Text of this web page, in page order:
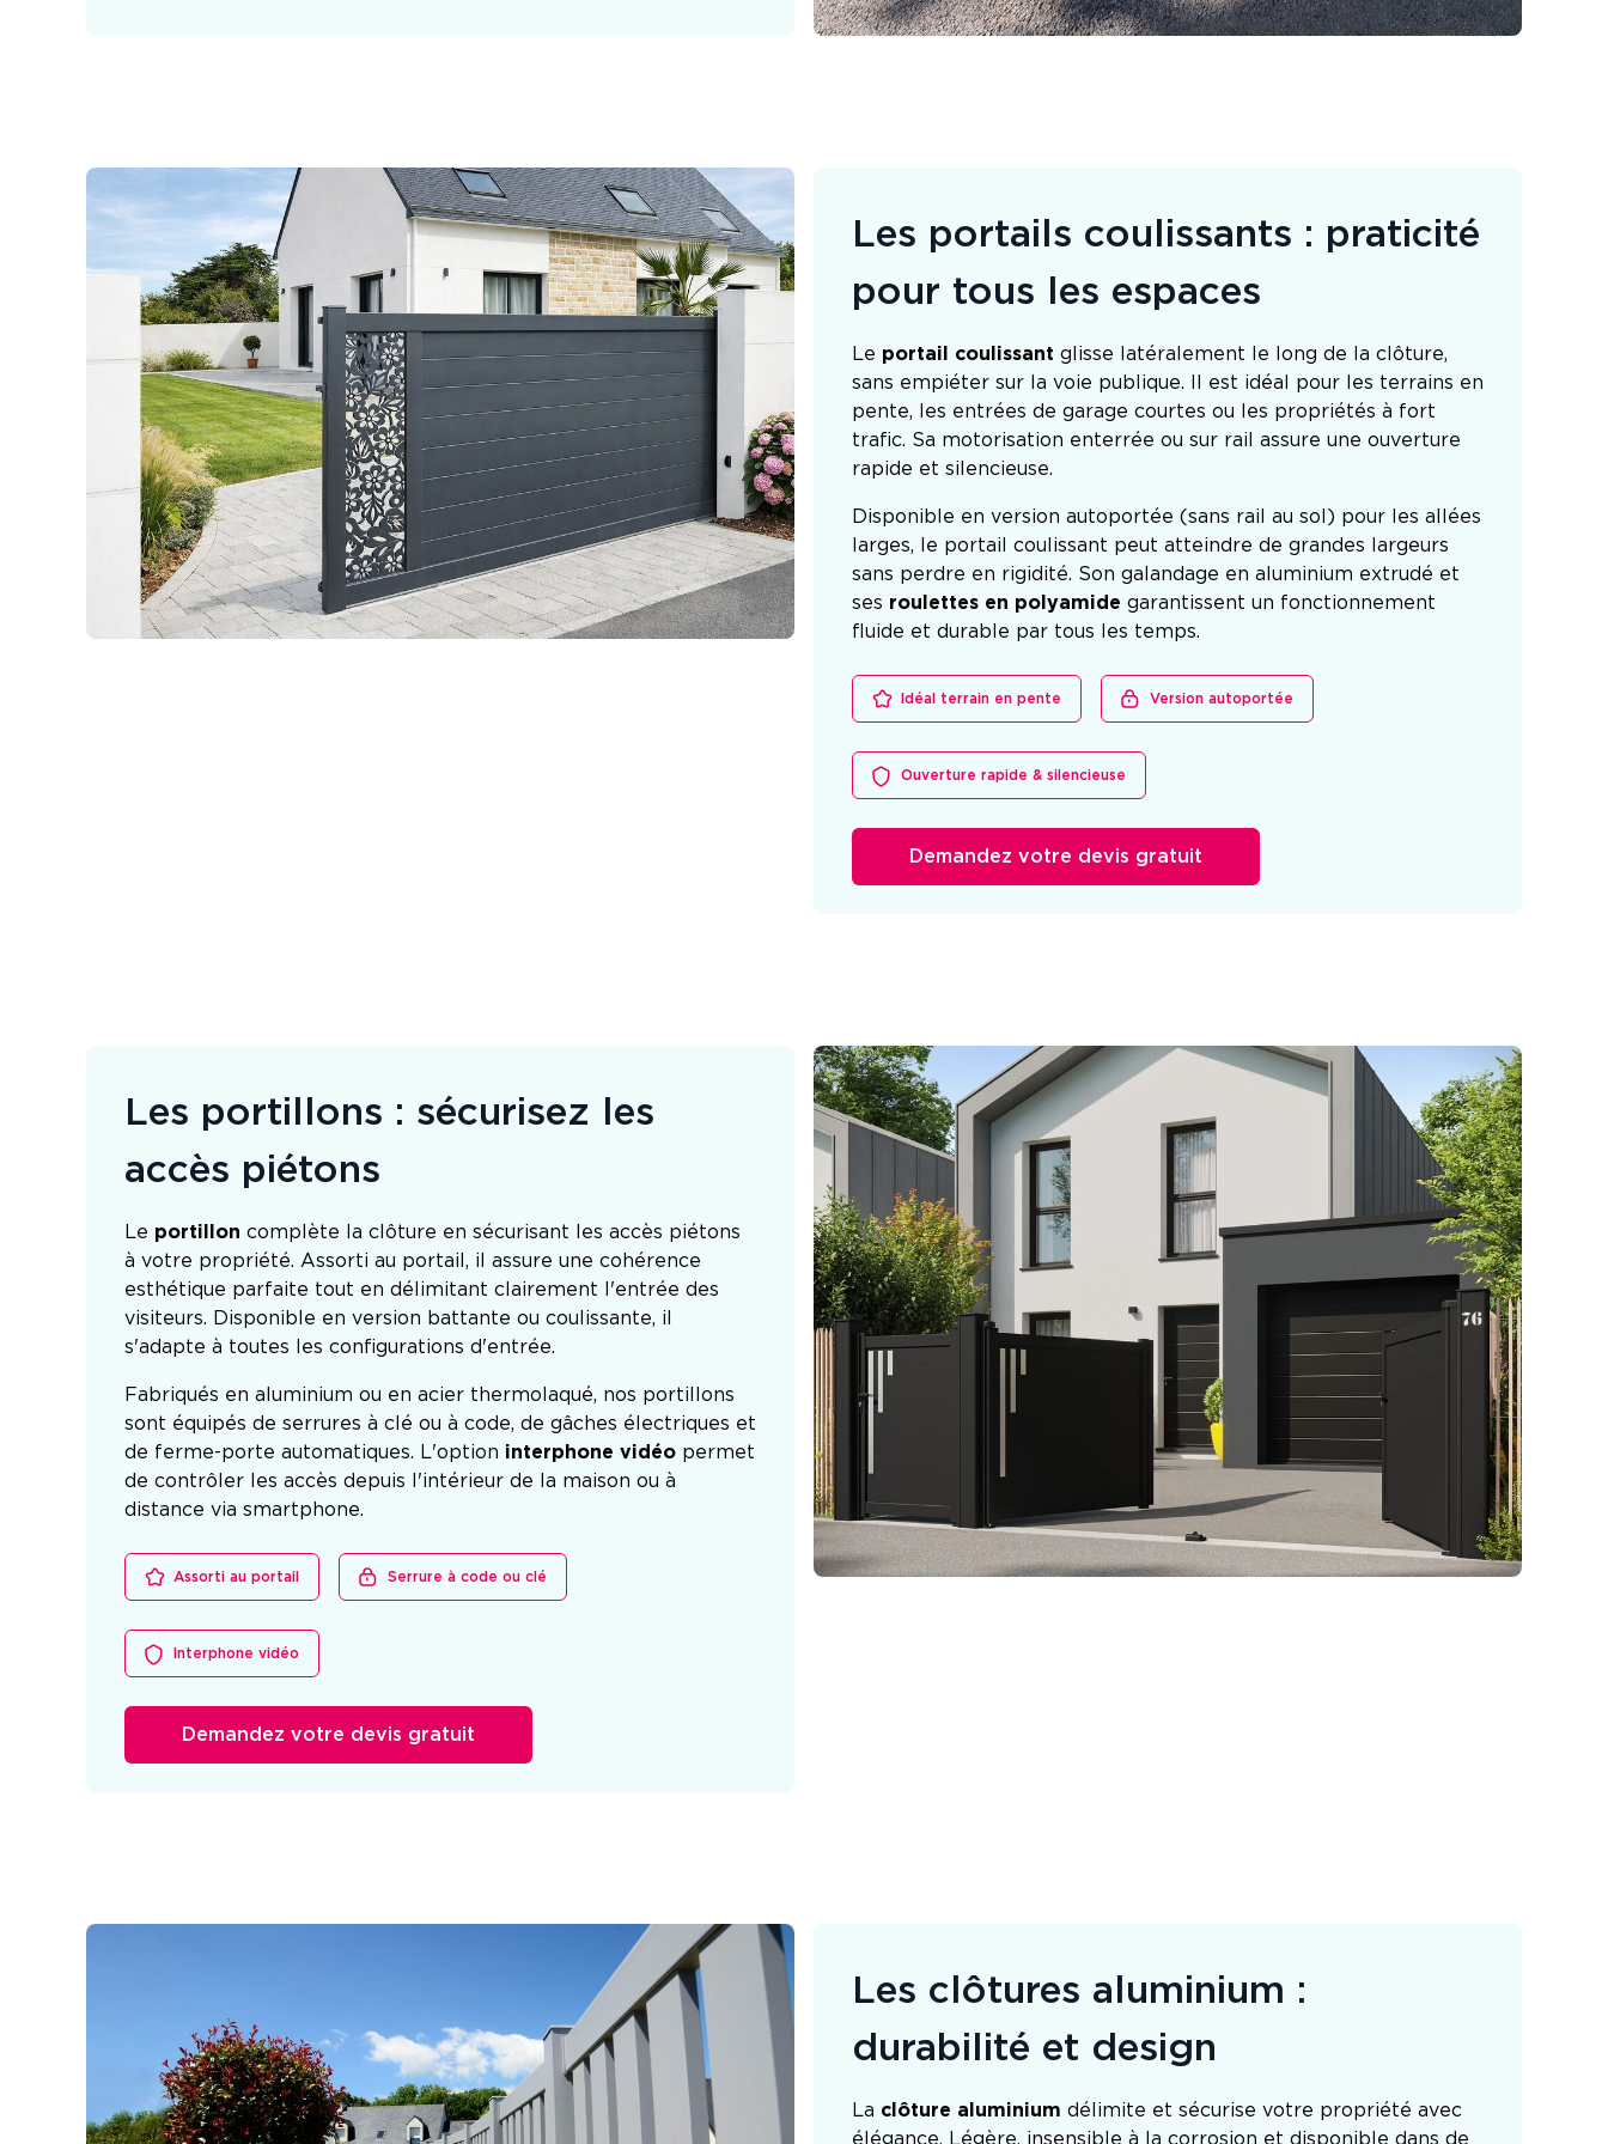
Les portails coulissants : praticité
pour tous les espaces
Le portail coulissant glisse latéralement le long de la clôture,
sans empiéter sur la voie publique. Il est idéal pour les terrains en
pente, les entrées de garage courtes ou les propriétés à fort
trafic. Sa motorisation enterrée ou sur rail assure une ouverture
rapide et silencieuse.
Disponible en version autoportée (sans rail au sol) pour les allées
larges, le portail coulissant peut atteindre de grandes largeurs
sans perdre en rigidité. Son galandage en aluminium extrudé et
ses roulettes en polyamide garantissent un fonctionnement
fluide et durable par tous les temps.
Idéal terrain en pente Version autoportée
Ouverture rapide & silencieuse
Demandez votre devis gratuit
Les portillons : sécurisez les
accès piétons
Le portillon complète la clôture en sécurisant les accès piétons
à votre propriété. Assorti au portail, il assure une cohérence
esthétique parfaite tout en délimitant clairement l'entrée des
visiteurs. Disponible en version battante ou coulissante, il
s'adapte à toutes les configurations d'entrée.
Fabriqués en aluminium ou en acier thermolaqué, nos portillons
sont équipés de serrures à clé ou à code, de gâches électriques et
de ferme-porte automatiques. L'option interphone vidéo permet
de contrôler les accès depuis l'intérieur de la maison ou à
distance via smartphone.
Assorti au portail Serrure à code ou clé
Interphone vidéo
Demandez votre devis gratuit
Les clôtures aluminium :
durabilité et design
La clôture aluminium délimite et sécurise votre propriété avec
élégance. Légère, insensible à la corrosion et disponible dans de